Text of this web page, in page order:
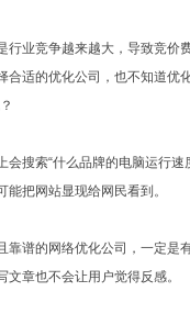
业竞争越来越大，导致竞价
适的优化公司，也不知道优
搜索“什么品牌的电脑运行速
把网站显现给网民看到。
谱的网络优化公司，一定是
章也不会让用户觉得反感。